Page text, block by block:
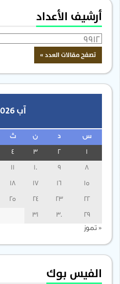
أرشيف الأعداد
آب 2026
س ن ث
3
15
16
17
18
22
23
24
25
29
30
31
« تموز
الفيس بوك